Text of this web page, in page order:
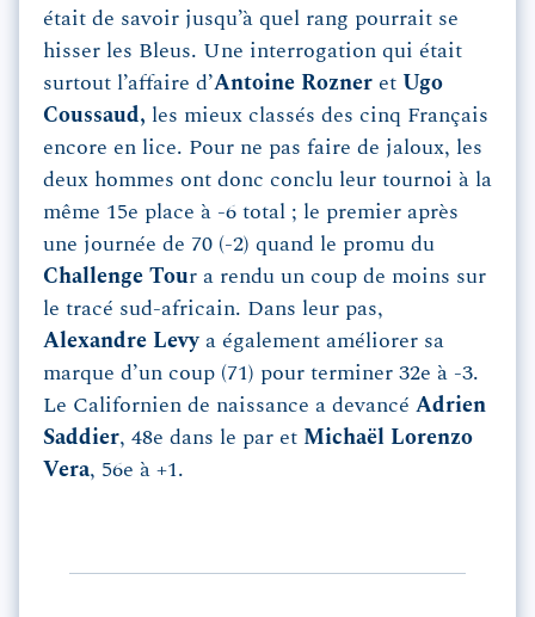
était de savoir jusqu’à quel rang pourrait se
hisser les Bleus. Une interrogation qui était
surtout l’affaire d’Antoine Rozner et Ugo
Coussaud, les mieux classés des cinq Français
encore en lice. Pour ne pas faire de jaloux, les
deux hommes ont donc conclu leur tournoi à la
même 15e place à -6 total ; le premier après
une journée de 70 (-2) quand le promu du
Challenge Tour a rendu un coup de moins sur
le tracé sud-africain. Dans leur pas,
Alexandre Levya également améliorer sa
marque d’un coup (71) pour terminer 32e à -3.
Le Californien de naissance a devancé Adrien
Saddier, 48e dans le par et Michaël Lorenzo
Vera, 56e à +1.